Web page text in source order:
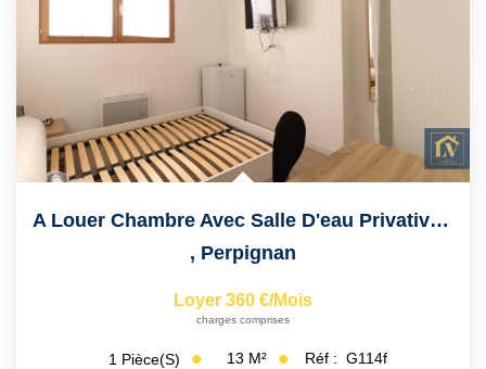
A Louer Chambre Avec Salle D'eau Privative De 13m² Dans...
, Perpignan
Loyer 360 €/mois
charges comprises
1 Pièce(s) 13 M² Réf : G114f